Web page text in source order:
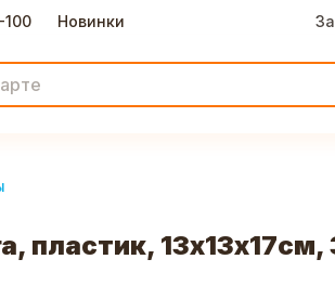
100 Новинки
пластик, 13х13х17см,